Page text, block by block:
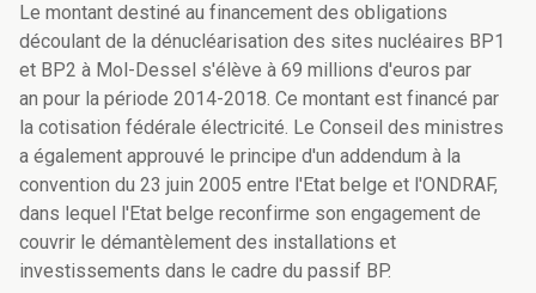
Le montant destiné au financement des obligations
découlant de la dénucléarisation des sites nucléaires BP1
et BP2 à Mol-Dessel s'élève à 69 millions d'euros par
an pour la période 2014-2018. Ce montant est financé par
la cotisation fédérale électricité. Le Conseil des ministres
a également approuvé le principe d'un addendum à la
convention du 23 juin 2005 entre l'Etat belge et l'ONDRAF,
dans lequel l'Etat belge reconfirme son engagement de
couvrir le démantèlement des installations et
investissements dans le cadre du passif BP.